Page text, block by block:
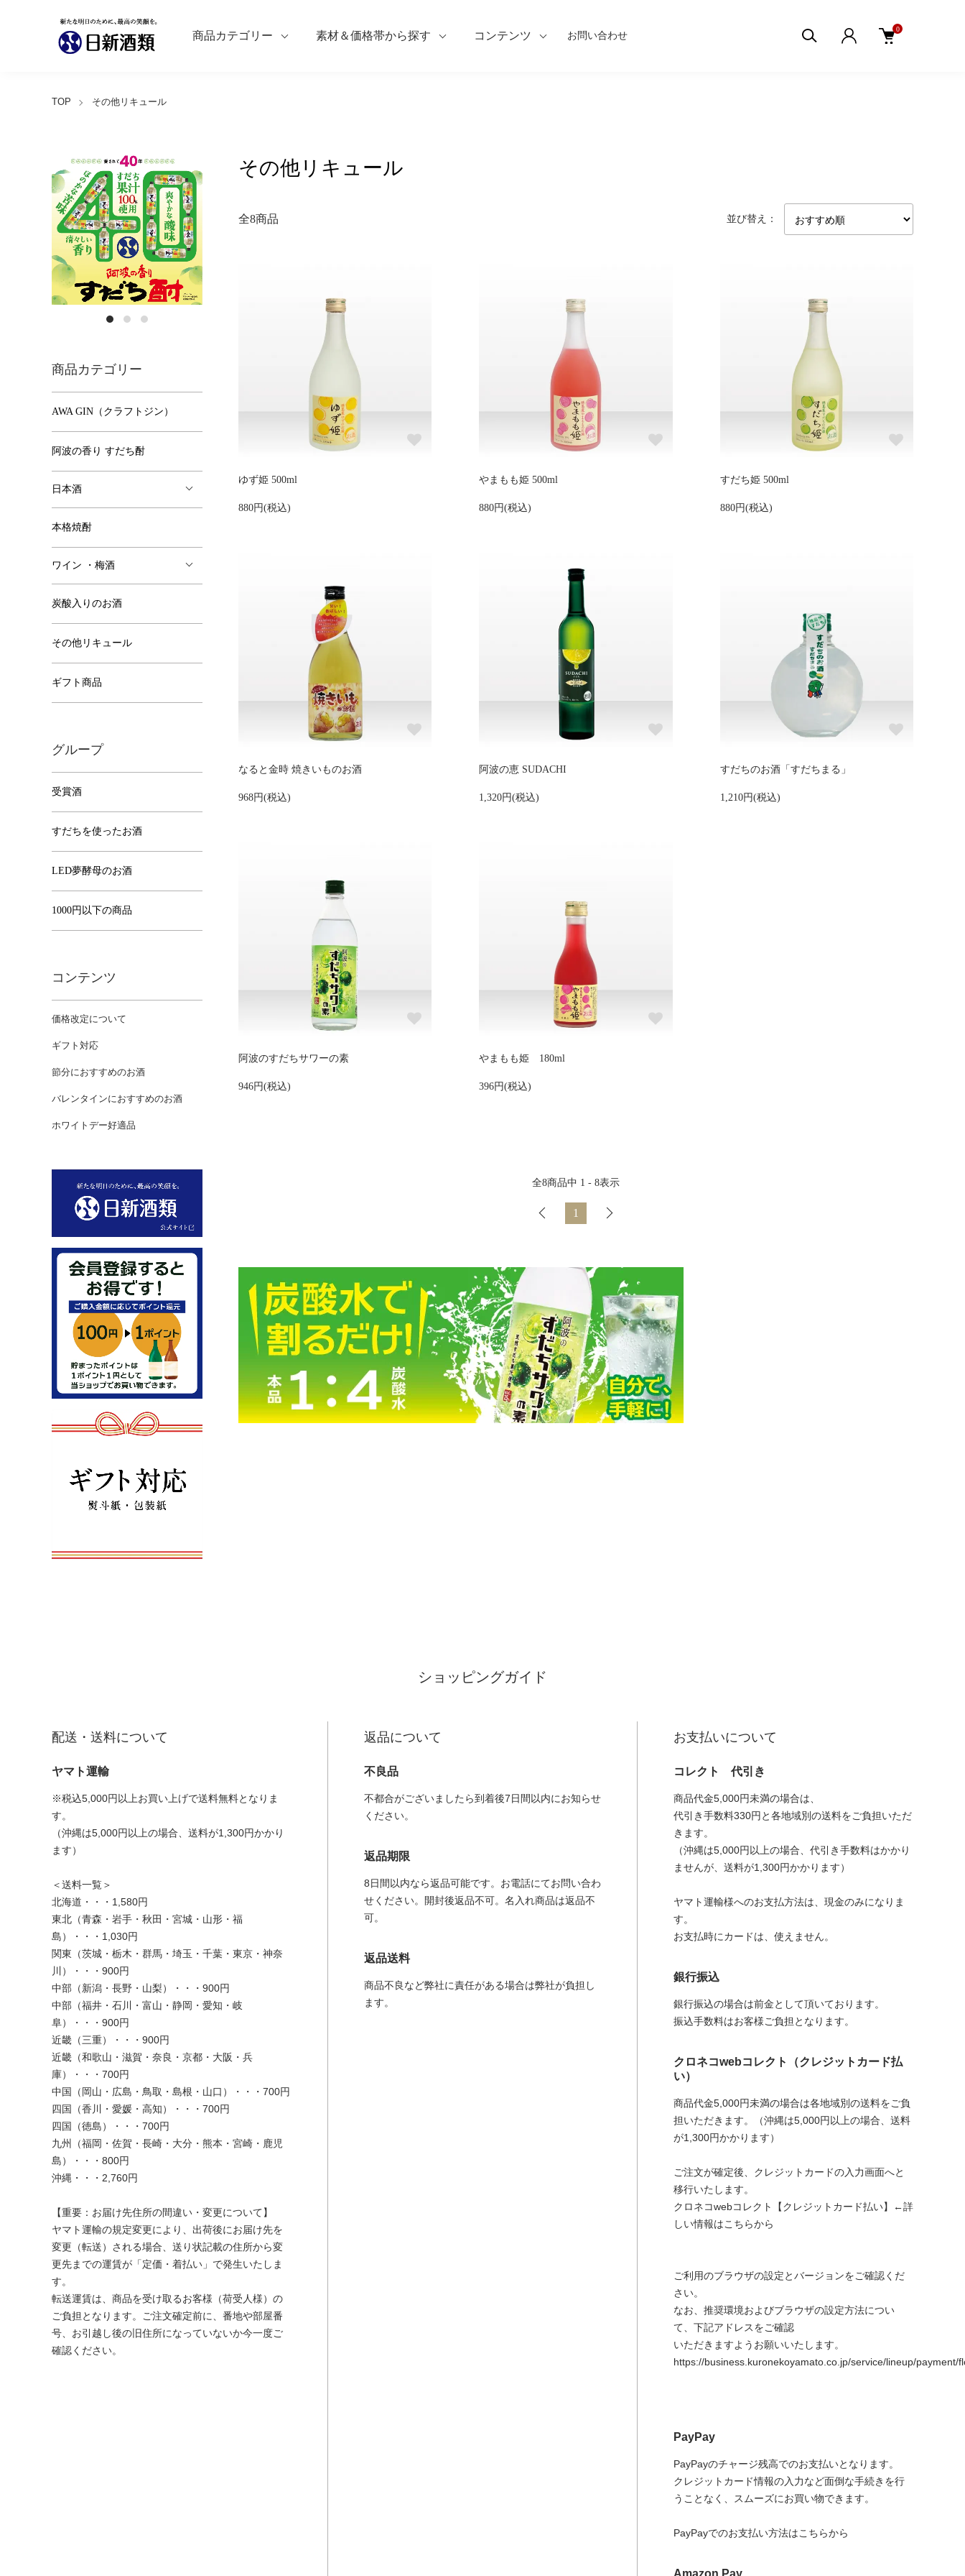
商品カテゴリー 素材＆価格帯から探す コンテンツ お問い合わせ
0
TOP その他リキュール
その他リキュール
全8商品 並び替え：
ゆず姫 500ml
880円(税込)
やまもも姫 500ml
880円(税込)
すだち姫 500ml
880円(税込)
なると金時 焼きいものお酒
968円(税込)
阿波の恵 SUDACHI
1,320円(税込)
すだちのお酒「すだちまる」
1,210円(税込)
阿波のすだちサワーの素
946円(税込)
やまもも姫 180ml
396円(税込)
全8商品中 1 - 8表示
1
商品カテゴリー
AWA GIN（クラフトジン）
阿波の香り すだち酎
日本酒
本格焼酎
ワイン ・梅酒
炭酸入りのお酒
その他リキュール
ギフト商品
グループ
受賞酒
すだちを使ったお酒
LED夢酵母のお酒
1000円以下の商品
コンテンツ
価格改定について
ギフト対応
節分におすすめのお酒
バレンタインにおすすめのお酒
ホワイトデー好適品
ショッピングガイド
配送・送料について
ヤマト運輸
※税込5,000円以上お買い上げで送料無料となりま
す。
（沖縄は5,000円以上の場合、送料が1,300円かかり
ます）
＜送料一覧＞
北海道・・・1,580円
東北（青森・岩手・秋田・宮城・山形・福
島）・・・1,030円
関東（茨城・栃木・群馬・埼玉・千葉・東京・神奈
川）・・・900円
中部（新潟・長野・山梨）・・・900円
中部（福井・石川・富山・静岡・愛知・岐
阜）・・・900円
近畿（三重）・・・900円
近畿（和歌山・滋賀・奈良・京都・大阪・兵
庫）・・・700円
中国（岡山・広島・鳥取・島根・山口）・・・700円
四国（香川・愛媛・高知）・・・700円
四国（徳島）・・・700円
九州（福岡・佐賀・長崎・大分・熊本・宮崎・鹿児
島）・・・800円
沖縄・・・2,760円
【重要：お届け先住所の間違い・変更について】
ヤマト運輸の規定変更により、出荷後にお届け先を
変更（転送）される場合、送り状記載の住所から変
更先までの運賃が「定価・着払い」で発生いたしま
す。
転送運賃は、商品を受け取るお客様（荷受人様）の
ご負担となります。ご注文確定前に、番地や部屋番
号、お引越し後の旧住所になっていないか今一度ご
確認ください。
返品について
不良品
不都合がございましたら到着後7日間以内にお知らせ
ください。
返品期限
8日間以内なら返品可能です。お電話にてお問い合わ
せください。開封後返品不可。名入れ商品は返品不
可。
返品送料
商品不良など弊社に責任がある場合は弊社が負担し
ます。
お支払いについて
コレクト 代引き
商品代金5,000円未満の場合は、
代引き手数料330円と各地域別の送料をご負担いただ
きます。
（沖縄は5,000円以上の場合、代引き手数料はかかり
ませんが、送料が1,300円かかります）
ヤマト運輸様へのお支払方法は、現金のみになりま
す。
お支払時にカードは、使えません。
銀行振込
銀行振込の場合は前金として頂いております。
振込手数料はお客様ご負担となります。
クロネコwebコレクト（クレジットカード払
い）
商品代金5,000円未満の場合は各地域別の送料をご負
担いただきます。（沖縄は5,000円以上の場合、送料
が1,300円かかります）
ご注文が確定後、クレジットカードの入力画面へと
移行いたします。
クロネコwebコレクト【クレジットカード払い】←詳
しい情報はこちらから
ご利用のブラウザの設定とバージョンをご確認くだ
さい。
なお、推奨環境およびブラウザの設定方法につい
て、下記アドレスをご確認
いただきますようお願いいたします。
https://business.kuronekoyamato.co.jp/service/lineup/payment/
PayPay
PayPayのチャージ残高でのお支払いとなります。
クレジットカード情報の入力など面倒な手続きを行
うことなく、スムーズにお買い物できます。
PayPayでのお支払い方法はこちらから
Amazon Pay